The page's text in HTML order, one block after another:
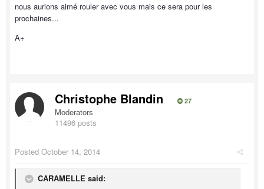
nous aurions aimé rouler avec vous mais ce sera pour les
prochaines...
A+
Christophe Blandin 27
Moderators
11496 posts
Posted October 14, 2014
CARAMELLE said: